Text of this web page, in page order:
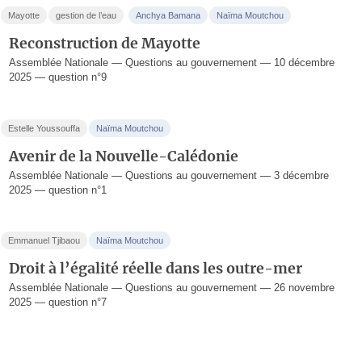
Mayotte gestion de l’eau Anchya Bamana Naïma Moutchou
Reconstruction de Mayotte
Assemblée Nationale — Questions au gouvernement — 10 décembre
2025 — question n°9
Estelle Youssouffa Naïma Moutchou
Avenir de la Nouvelle-Calédonie
Assemblée Nationale — Questions au gouvernement — 3 décembre
2025 — question n°1
Emmanuel Tjibaou Naïma Moutchou
Droit à l’égalité réelle dans les outre-mer
Assemblée Nationale — Questions au gouvernement — 26 novembre
2025 — question n°7